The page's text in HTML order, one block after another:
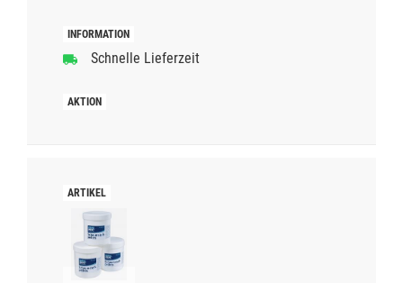
Schnelle Lieferzeit